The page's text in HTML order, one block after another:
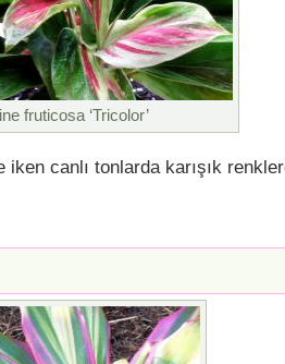
fruticosa ‘Tricolor’
canlı tonlarda karışık